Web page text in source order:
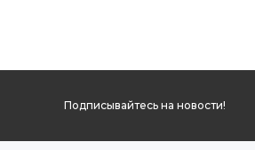
Подписывайтесь на новости!